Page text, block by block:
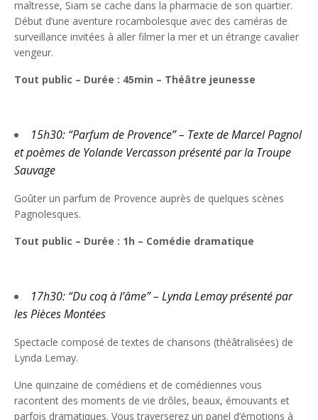
maîtresse, Siam se cache dans la pharmacie de son quartier.
Début d’une aventure rocambolesque avec des caméras de
surveillance invitées à aller filmer la mer et un étrange cavalier
vengeur.
Tout public – Durée : 45min – Théâtre jeunesse
15h30: “Parfum de Provence” – Texte de Marcel Pagnol
et poèmes de Yolande Vercasson présenté par la Troupe
Sauvage
Goûter un parfum de Provence auprès de quelques scènes
Pagnolesques.
Tout public – Durée : 1h – Comédie dramatique
17h30: “Du coq à l’âme” – Lynda Lemay présenté par
les Pièces Montées
Spectacle composé de textes de chansons (théâtralisées) de
Lynda Lemay.
Une quinzaine de comédiens et de comédiennes vous
racontent des moments de vie drôles, beaux, émouvants et
parfois dramatiques. Vous traverserez un panel d’émotions à